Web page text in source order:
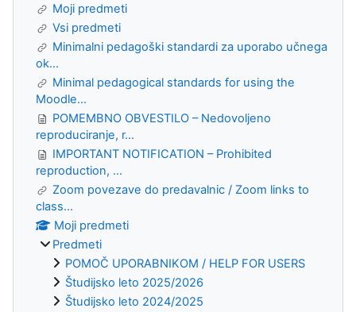
Moji predmeti
Vsi predmeti
Minimalni pedagoški standardi za uporabo učnega
ok...
Minimal pedagogical standards for using the
Moodle...
POMEMBNO OBVESTILO – Nedovoljeno
reproduciranje, r...
IMPORTANT NOTIFICATION – Prohibited
reproduction, ...
Zoom povezave do predavalnic / Zoom links to
class...
Moji predmeti
Predmeti
POMOČ UPORABNIKOM / HELP FOR USERS
Študijsko leto 2025/2026
Študijsko leto 2024/2025